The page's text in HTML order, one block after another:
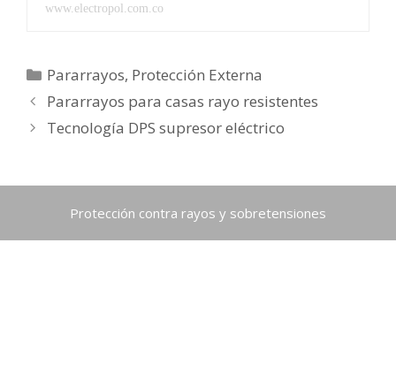
www.electropol.com.co
Categorías
Pararrayos, Protección Externa
Pararrayos para casas rayo resistentes
Tecnología DPS supresor eléctrico
Protección contra rayos y sobretensiones